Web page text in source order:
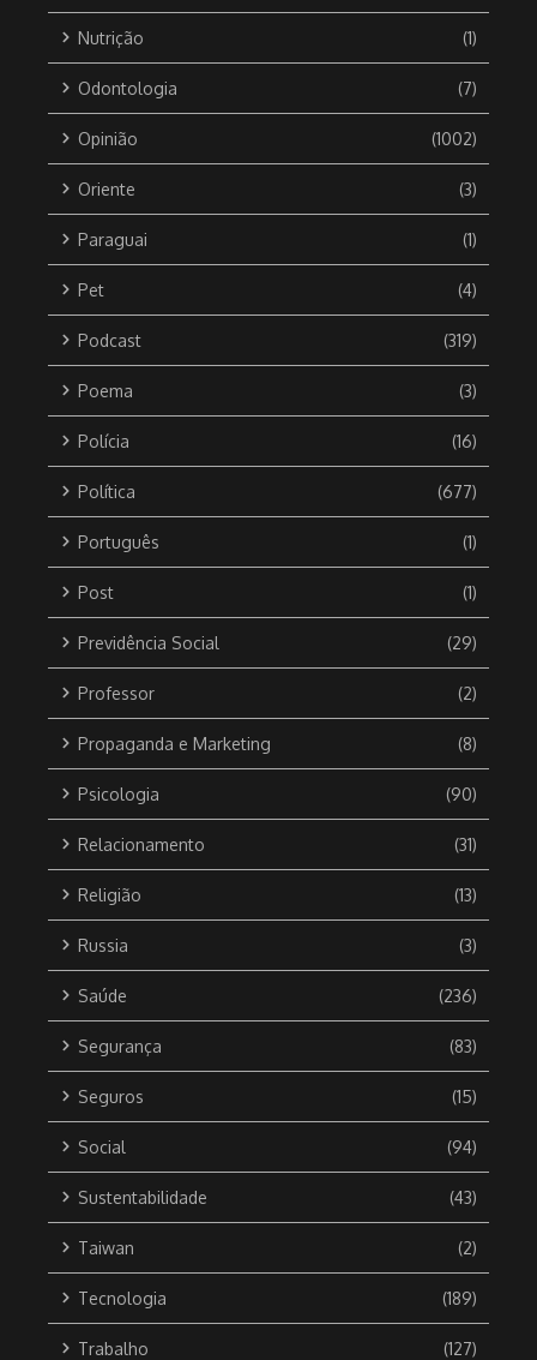
Nutrição (1)
Odontologia (7)
Opinião (1002)
Oriente (3)
Paraguai (1)
Pet (4)
Podcast (319)
Poema (3)
Polícia (16)
Política (677)
Português (1)
Post (1)
Previdência Social (29)
Professor (2)
Propaganda e Marketing (8)
Psicologia (90)
Relacionamento (31)
Religião (13)
Russia (3)
Saúde (236)
Segurança (83)
Seguros (15)
Social (94)
Sustentabilidade (43)
Taiwan (2)
Tecnologia (189)
Trabalho (127)